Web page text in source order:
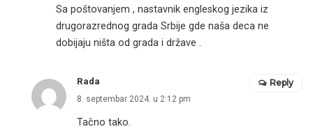
Sa poštovanjem , nastavnik engleskog jezika iz
drugorazrednog grada Srbije gde naša deca ne
dobijaju ništa od grada i države .
Rada
8. septembar 2024. u 2:12 pm
Tačno tako.
Reply